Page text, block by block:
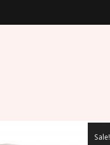
Sale!